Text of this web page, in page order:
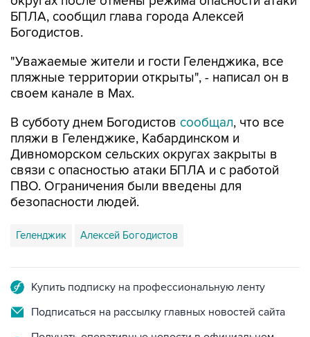
БПЛА, сообщил глава города Алексей
Богодистов.
"Уважаемые жители и гости Геленджика, все
пляжные территории открыты", - написал он в
своем канале в Max.
В субботу днем Богодистов сообщал, что все
пляжи в Геленджике, Кабардинском и
Дивноморском сельских округах закрыты в
связи с опасностью атаки БПЛА и с работой
ПВО. Ограничения были введены для
безопасности людей.
Геленджик Алексей Богодистов
Купить подписку на профессиональную ленту
Подписаться на рассылку главных новостей сайта